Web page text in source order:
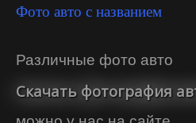
Фото авто с названием
Различные фото авто
Скачать фотография